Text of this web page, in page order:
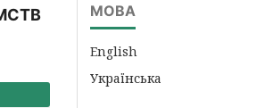
МОВА
English
Українська